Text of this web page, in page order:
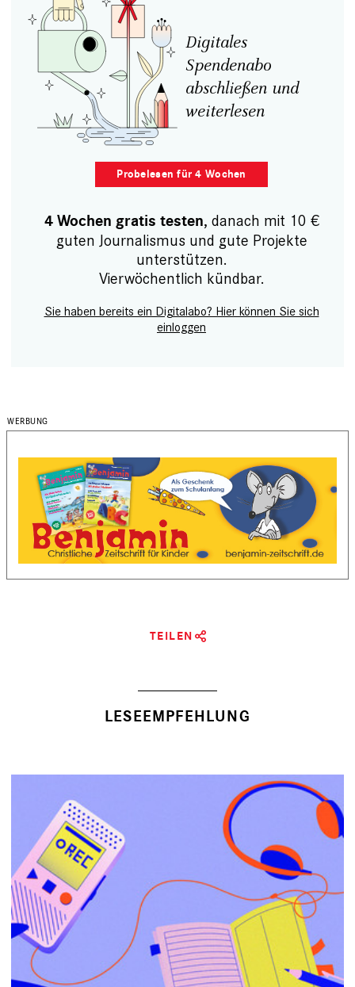
Digitales
Spendenabo
abschließen und
weiterlesen
Probelesen für 4 Wochen
4 Wochen gratis testen, danach mit 10 €
guten Journalismus und gute Projekte
unterstützen.
Vierwöchentlich kündbar.
Sie haben bereits ein Digitalabo? Hier können Sie sich
einloggen
TEILEN
LESEEMPFEHLUNG